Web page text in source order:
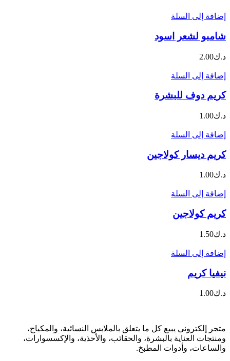
إضافة إلى السلة
شامبو لشعر اسود
د.ك2.00
إضافة إلى السلة
كريم دوف للبشرة
د.ك1.00
إضافة إلى السلة
كريم ديسار كولاجين
د.ك1.00
إضافة إلى السلة
كريم كولاجين
د.ك1.50
إضافة إلى السلة
نيفيا كريم
د.ك1.00
متجر إلكتروني يبيع كل ما يتعلق بالملابس النسائية، والمكياج،
ومنتجات العناية بالبشرة، والحقائب، والأحذية، والإكسسوارات،
والساعات، وأدوات المطبخ.